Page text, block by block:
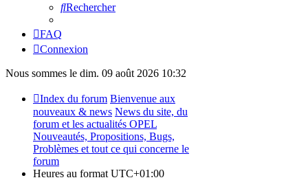
Rechercher
FAQ
Connexion
Nous sommes le dim. 09 août 2026 10:32
Index du forum Bienvenue aux
nouveaux & news News du site, du
forum et les actualités OPEL
Nouveautés, Propositions, Bugs,
Problèmes et tout ce qui concerne le
forum
Heures au format UTC+01:00